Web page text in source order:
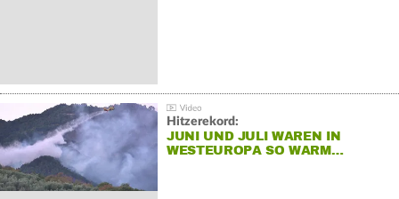
Hitzerekord:
JUNI UND JULI WAREN IN
WESTEUROPA SO WARM…